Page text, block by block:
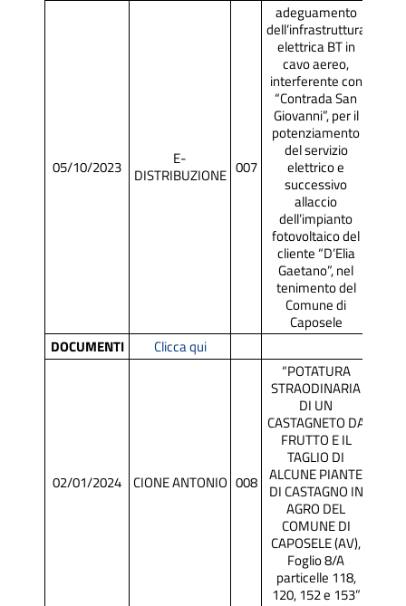
05/10/2023
E-
DISTRIBUZIONE 007
adeguamento
dell’infrastruttura
elettrica BT in
cavo aereo,
interferente con
“Contrada San
Giovanni”, per il
potenziamento
del servizio
elettrico e
successivo
allaccio
dell’impianto
fotovoltaico del
cliente “D’Elia
Gaetano”, nel
tenimento del
Comune di
Caposele
DOCUMENTI Clicca qui
02/01/2024 CIONE ANTONIO 008
“POTATURA
STRAODINARIA
DI UN
CASTAGNETO DA
FRUTTO E IL
TAGLIO DI
ALCUNE PIANTE
DI CASTAGNO IN
AGRO DEL
COMUNE DI
CAPOSELE (AV),
Foglio 8/A
particelle 118,
120, 152 e 153”